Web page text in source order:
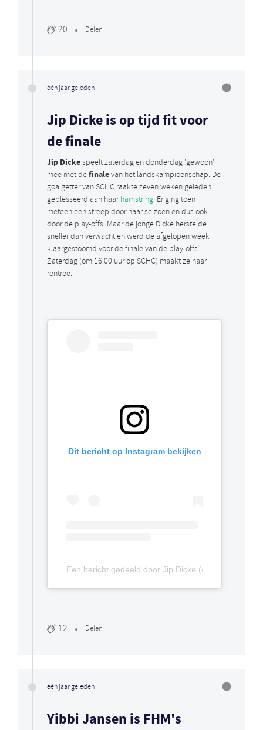
20 Delen
één jaar geleden
Jip Dicke is op tijd fit voor
de finale
Jip Dickespeelt zaterdag en donderdag 'gewoon'
mee met definalevan het landskampioenschap. De
goalgetter van SCHC raakte zeven weken geleden
geblesseerd aan haarhamstring. Er ging toen
meteen een streep door haar seizoen en dus ook
door de play-offs. Maar de jonge Dicke herstelde
sneller dan verwacht en werd de afgelopen week
klaargestoomd voor de finale van de play-offs.
Zaterdag (om 16.00 uur op SCHC) maakt ze haar
rentree.
Dit bericht op Instagram bekijken
Een bericht gedeeld door Jip Dicke (@jipdicke_)
12 Delen
één jaar geleden
Yibbi Jansen is FHM's